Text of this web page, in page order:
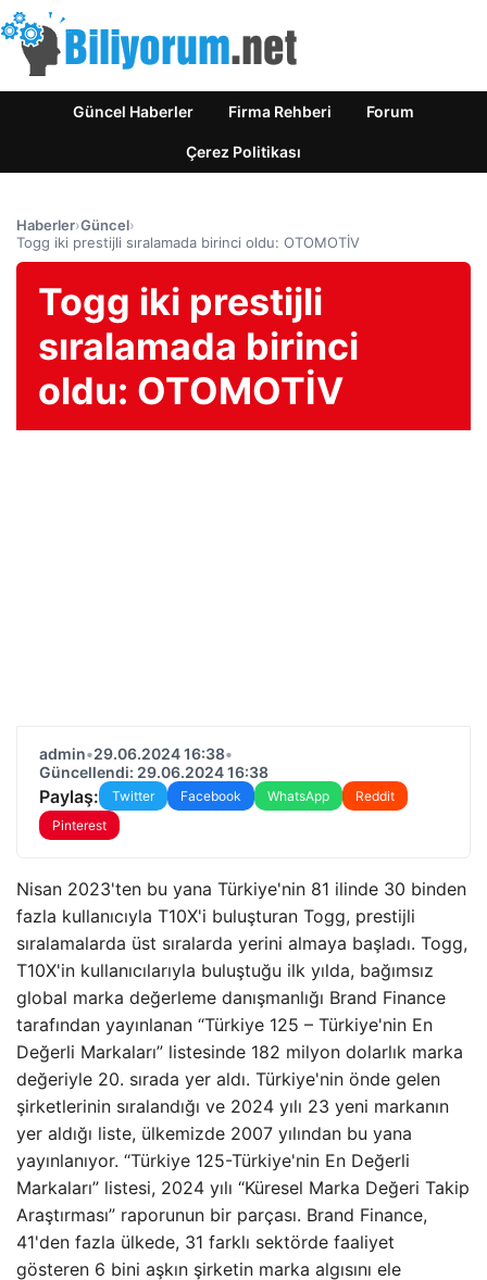
Güncel Haberler Firma Rehberi Forum
Çerez Politikası
Haberler›Güncel›
Togg iki prestijli sıralamada birinci oldu: OTOMOTİV
Togg iki prestijli
sıralamada birinci
oldu: OTOMOTİV
admin•29.06.2024 16:38•
Güncellendi: 29.06.2024 16:38
Paylaş: Twitter Facebook WhatsApp
Reddit
Pinterest
Nisan 2023'ten bu yana Türkiye'nin 81 ilinde 30 binden
fazla kullanıcıyla T10X'i buluşturan Togg, prestijli
sıralamalarda üst sıralarda yerini almaya başladı. Togg,
T10X'in kullanıcılarıyla buluştuğu ilk yılda, bağımsız
global marka değerleme danışmanlığı Brand Finance
tarafından yayınlanan “Türkiye 125 – Türkiye'nin En
Değerli Markaları” listesinde 182 milyon dolarlık marka
değeriyle 20. sırada yer aldı. Türkiye'nin önde gelen
şirketlerinin sıralandığı ve 2024 yılı 23 yeni markanın
yer aldığı liste, ülkemizde 2007 yılından bu yana
yayınlanıyor. “Türkiye 125-Türkiye'nin En Değerli
Markaları” listesi, 2024 yılı “Küresel Marka Değeri Takip
Araştırması” raporunun bir parçası. Brand Finance,
41'den fazla ülkede, 31 farklı sektörde faaliyet
gösteren 6 bini aşkın şirketin marka algısını ele